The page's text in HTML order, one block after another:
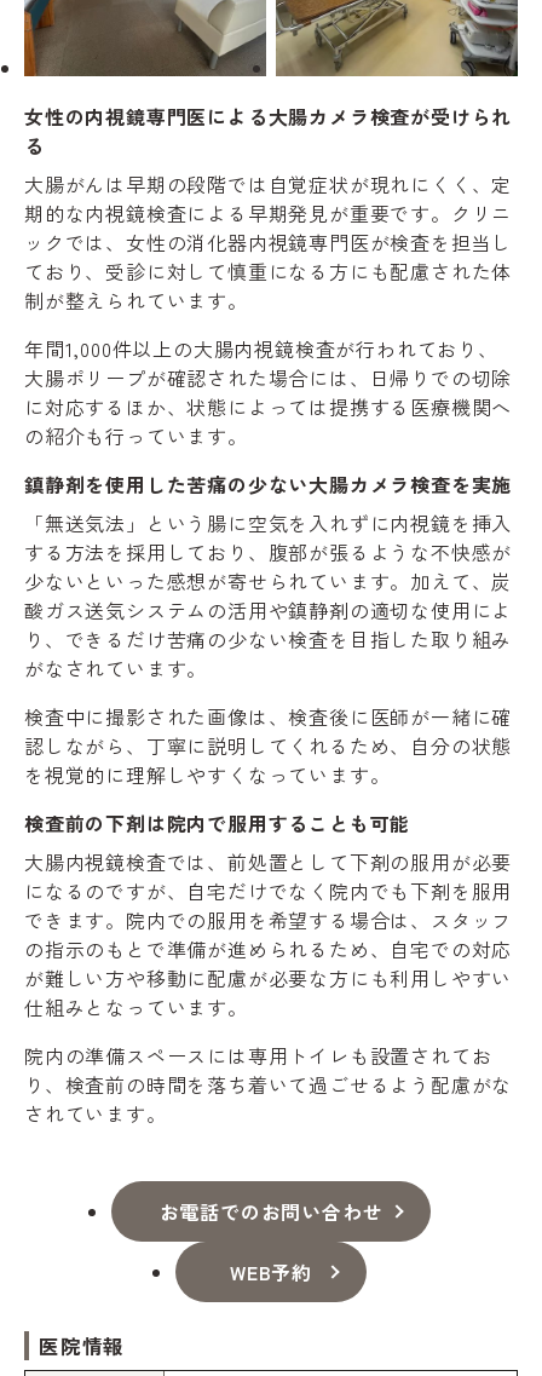
女性の内視鏡専門医による大腸カメラ検査が受けられ
る
大腸がんは早期の段階では自覚症状が現れにくく、定
期的な内視鏡検査による早期発見が重要です。クリニ
ックでは、女性の消化器内視鏡専門医が検査を担当し
ており、受診に対して慎重になる方にも配慮された体
制が整えられています。
年間1,000件以上の大腸内視鏡検査が行われており、
大腸ポリープが確認された場合には、日帰りでの切除
に対応するほか、状態によっては提携する医療機関へ
の紹介も行っています。
鎮静剤を使用した苦痛の少ない大腸カメラ検査を実施
「無送気法」という腸に空気を入れずに内視鏡を挿入
する方法を採用しており、腹部が張るような不快感が
少ないといった感想が寄せられています。加えて、炭
酸ガス送気システムの活用や鎮静剤の適切な使用によ
り、できるだけ苦痛の少ない検査を目指した取り組み
がなされています。
検査中に撮影された画像は、検査後に医師が一緒に確
認しながら、丁寧に説明してくれるため、自分の状態
を視覚的に理解しやすくなっています。
検査前の下剤は院内で服用することも可能
大腸内視鏡検査では、前処置として下剤の服用が必要
になるのですが、自宅だけでなく院内でも下剤を服用
できます。院内での服用を希望する場合は、スタッフ
の指示のもとで準備が進められるため、自宅での対応
が難しい方や移動に配慮が必要な方にも利用しやすい
仕組みとなっています。
院内の準備スペースには専用トイレも設置されてお
り、検査前の時間を落ち着いて過ごせるよう配慮がな
されています。
お電話でのお問い合わせ
WEB予約
医院情報